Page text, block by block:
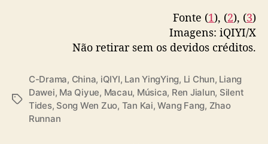
r
a
m
a
i
Q
pic.twitter.com/8GFnBPCSvs
— Ásia Update (@updateasiatico)December
Fonte (1), (2), (3)
Imagens: iQIYI/X
Não retirar sem os devidos créditos.
T
C-Drama, China, iQIYI, Lan YingYing, Li Chun, Liang
Dawei, Ma Qiyue, Macau, Música, Ren Jialun, Silent
Tides, Song Wen Zuo, Tan Kai,Wang Fang, Zhao
Runnan